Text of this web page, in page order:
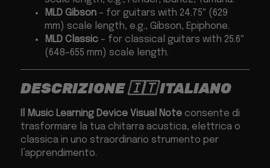
MLD Gibson– for guitars with 24.75″ (629
mm) scale length, e.g., Gibson, Epiphone.
MLD Classic– for classical guitars with 25.6″
(648–655 mm) scale length.
DESCRIZIONE🇮🇹 ITALIANO
Il Music Learning Device Visual Noteconsente di
trasformare la tua chitarra acustica, elettrica o
classica in uno straordinario strumento per
l’apprendimento.